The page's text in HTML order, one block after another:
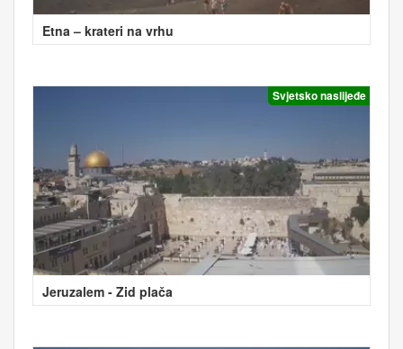
Etna – krateri na vrhu
Svjetsko naslijeđe
Jeruzalem - Zid plača